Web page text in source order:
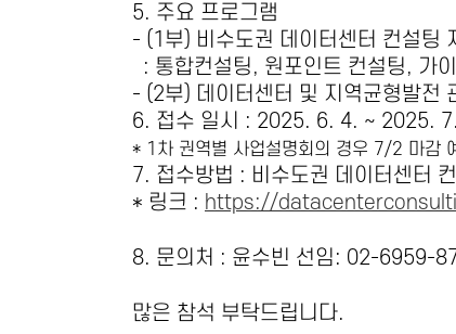
5. 주요 프로그램
- (1 부) 비수도권 데이터센터 컨설팅
: 통합컨설팅, 원포인트 컨설팅, 가
- (2부) 데이터센터 및 지역균형발전
6. 접수 일시 : 2025. 6. 4. ~ 2025.
* 1 차 권역별 사업설명회의 경우 7/2 마감
7. 접수방법 : 비수도권 데이터센터
* 링크 : https://
8. 문의처 : 윤수빈 선임: 02-6959-
많은 참석 부탁드립니다.